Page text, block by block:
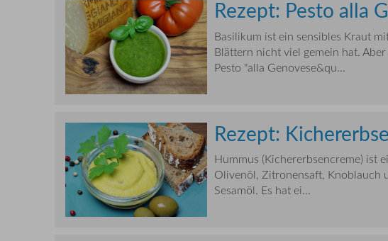
Rezept: Pesto alla
Basilikum ist ein sensibles Kraut
Blättern nicht viel gemein hat.
Pesto "alla Genovese&qu...
Rezept:
Hummus (Kichererbsencreme) ist
Olivenöl, Zitronensaft, Knoblauch
Sesamöl. Es hat ei...